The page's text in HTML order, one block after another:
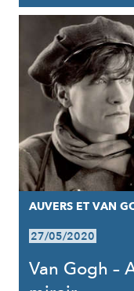
AUVERS ET VAN
27/05/2020
Van Gogh –